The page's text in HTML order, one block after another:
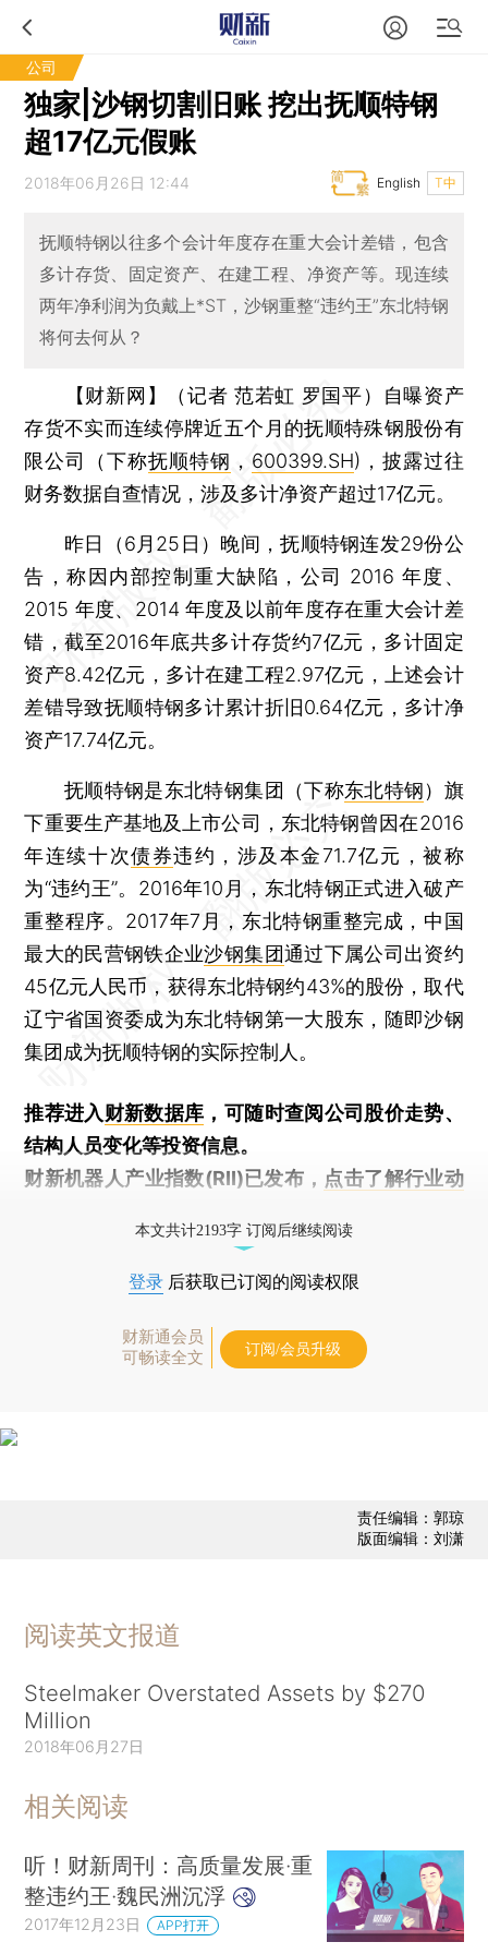
公司
独家|沙钢切割旧账 挖出抚顺特钢
超17亿元假账
2018年06月26日 12:44 T中
English
抚顺特钢以往多个会计年度存在重大会计差错，包含
多计存货、固定资产、在建工程、净资产等。现连续
两年净利润为负戴上*ST，沙钢重整“违约王”东北特钢
将何去何从？
【财新网】（记者 范若虹 罗国平）
自曝资产
存货不实而连续停牌近五个月的抚顺特殊钢股份有
限公司（下称抚顺特钢 ， 600399.SH)，披露过往
财务数据自查情况，涉及多计净资产超过17亿元。
昨日（6月25日）晚间，抚顺特钢连发29份公
告，称因内部控制重大缺陷，公司 2016 年度、
2015 年度、2014 年度及以前年度存在重大会计差
错，截至2016年底共多计存货约7亿元，多计固定
资产8.42亿元，多计在建工程2.97亿元，上述会计
差错导致抚顺特钢多计累计折旧0.64亿元，多计净
资产17.74亿元。
抚顺特钢是东北特钢集团（下称东北特钢）旗
下重要生产基地及上市公司，东北特钢曾因在2016
年连续十次债券违约，涉及本金71.7亿元，被称
为“违约王”。2016年10月，东北特钢正式进入破产
重整程序。2017年7月，东北特钢重整完成，中国
最大的民营钢铁企业沙钢集团通过下属公司出资约
45亿元人民币，获得东北特钢约43%的股份，取代
辽宁省国资委成为东北特钢第一大股东，随即沙钢
集团成为抚顺特钢的实际控制人。
推荐进入财新数据库 ，可随时查阅公司股价走势、
结构人员变化等投资信息。
财新机器人产业指数(RII)已发布， 点击了解行业动
本文共计2193字 订阅后继续阅读
登录 后获取已订阅的阅读权限
财新通会员
可畅读全文
订阅/会员升级
责任编辑：郭琼
版面编辑：刘潇
阅读英文报道
Steelmaker Overstated Assets by $270
Million
2018年06月27日
相关阅读
听！财新周刊：高质量发展·重
整违约王·魏民洲沉浮
2017年12月23日 APP打开